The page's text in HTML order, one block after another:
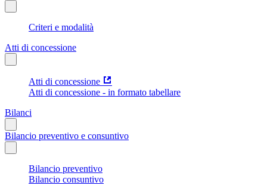
Criteri e modalità
Atti di concessione
Atti di concessione
Atti di concessione - in formato tabellare
Bilanci
Bilancio preventivo e consuntivo
Bilancio preventivo
Bilancio consuntivo